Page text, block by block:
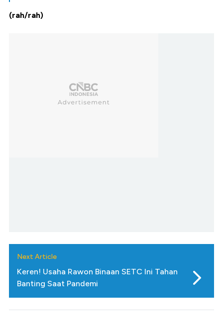
(rah/rah)
Next Article
Keren! Usaha Rawon Binaan SETC Ini Tahan
Banting Saat Pandemi